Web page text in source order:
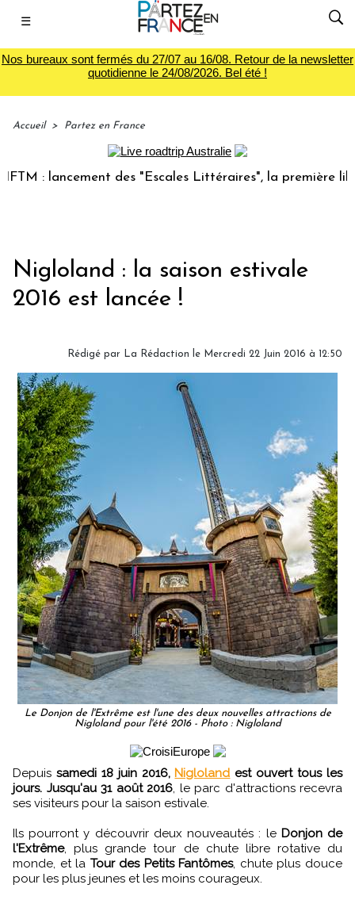
☰
Nos bureaux sont fermés du 27/07 au 16/08. Retour de la newsletter
quotidienne le 24/08/2026. Bel été !
Accueil > Partez en France
: lancement des "Escales Littéraires", la première
Nigloland : la saison estivale
2016 est lancée !
Rédigé par La Rédaction le Mercredi 22 Juin 2016 à 12:50
Le Donjon de l'Extrême est l'une des deux nouvelles attractions de
Nigloland pour l'été 2016 - Photo : Nigloland
Depuis samedi 18 juin 2016, Nigloland est ouvert tous les
jours. Jusqu'au 31 août 2016 , le parc d'attractions recevra
ses visiteurs pour la saison estivale.
Ils pourront y découvrir deux nouveautés : le Donjon de
l'Extrême, plus grande tour de chute libre rotative du
monde, et la Tour des Petits Fantômes, chute plus douce
pour les plus jeunes et les moins courageux.